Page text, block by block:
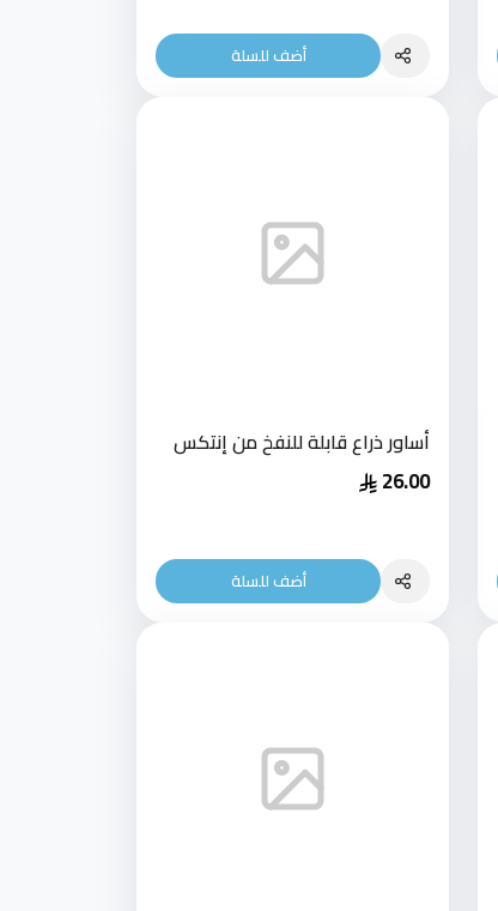
أضف للسلة
أساور ذراع قابلة للنفخ من إنتكس
26.00
أضف للسلة